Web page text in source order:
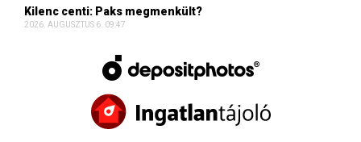
Kilenc centi: Paks megmenkült?
2026. AUGUSZTUS 6. 09:47